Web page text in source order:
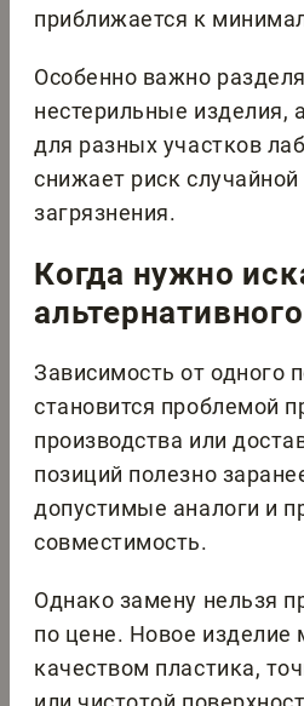
приближается к
Особенно важно
нестерильные изделия,
для разных участков
снижает риск
загрязнения.
Когда нужно
Зависимость от одного
становится проблемой
производства или
позиций полезно
допустимые аналоги и
совместимость.
Однако замену нельзя
по цене. Новое изделие
качеством пластика,